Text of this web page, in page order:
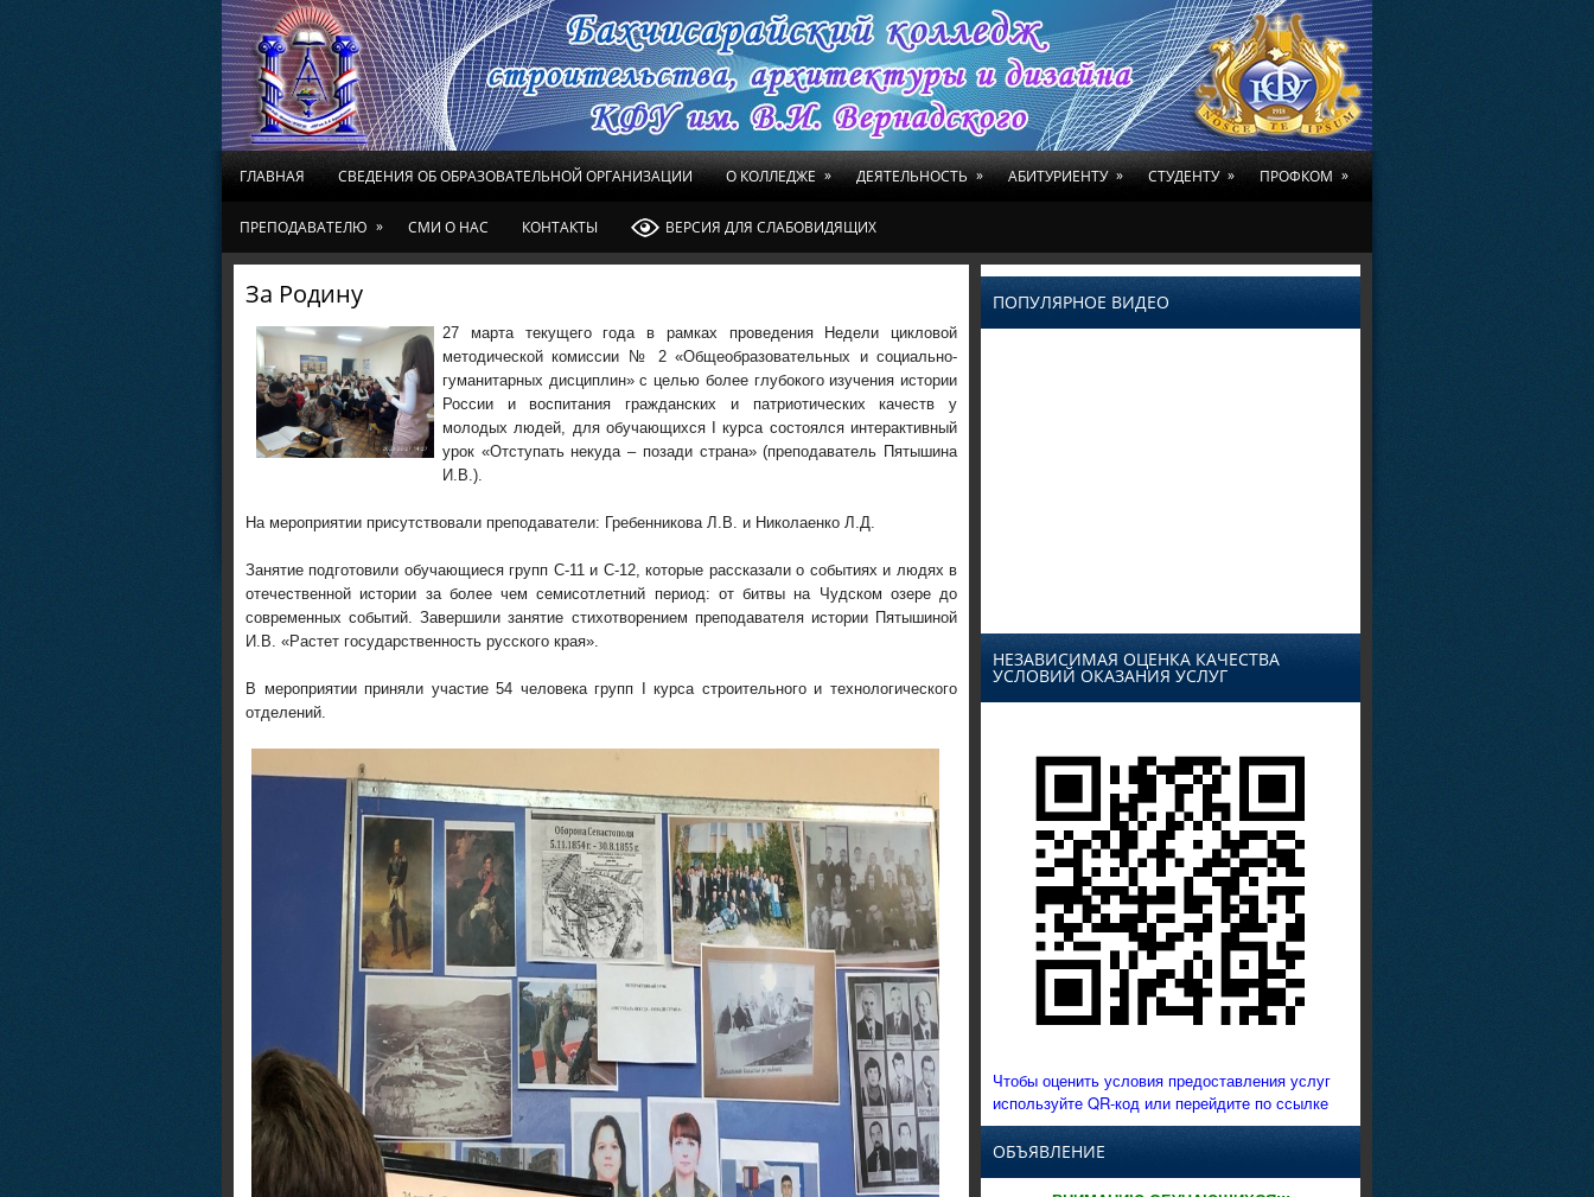
ГЛАВНАЯ СВЕДЕНИЯ ОБ ОБРАЗОВАТЕЛЬНОЙ ОРГАНИЗАЦИИ О КОЛЛЕДЖЕ » ДЕЯТЕЛЬНОСТЬ » АБИТУРИЕНТУ » СТУДЕНТУ » ПРОФКОМ »
ПРЕПОДАВАТЕЛЮ » СМИ О НАС КОНТАКТЫ ВЕРСИЯ ДЛЯ СЛАБОВИДЯЩИХ
За Родину
27 марта текущего года в рамках проведения Недели цикловой
методической комиссии № 2 «Общеобразовательных и социально-
гуманитарных дисциплин» с целью более глубокого изучения истории
России и воспитания гражданских и патриотических качеств у
молодых людей, для обучающихся І курса состоялся интерактивный
урок «Отступать некуда – позади страна» (преподаватель Пятышина
И.В.).
На мероприятии присутствовали преподаватели: Гребенникова Л.В. и Николаенко Л.Д.
Занятие подготовили обучающиеся групп С-11 и С-12, которые рассказали о событиях и людях в
отечественной истории за более чем семисотлетний период: от битвы на Чудском озере до
современных событий. Завершили занятие стихотворением преподавателя истории Пятышиной
И.В. «Растет государственность русского края».
В мероприятии приняли участие 54 человека групп І курса строительного и технологического
отделений.
ПОПУЛЯРНОЕ ВИДЕО
НЕЗАВИСИМАЯ ОЦЕНКА КАЧЕСТВА
УСЛОВИЙ ОКАЗАНИЯ УСЛУГ
Чтобы оценить условия предоставления услуг
используйте QR-код или перейдите по ссылке
ОБЪЯВЛЕНИЕ